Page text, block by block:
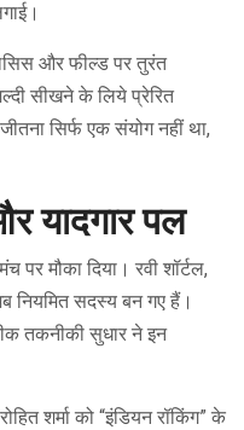
और फील्ड पर तुरंत
सीखने के लिये प्रेरित
सिर्फ एक संयोग नहीं था,
यादगार पल
पर मौका दिया। रवी शॉर्टल,
सदस्य बन गए हैं।
तकनीकी सुधार ने इन
शर्मा को “इंडियन रॉकिंग” के